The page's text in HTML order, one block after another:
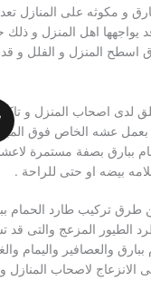
و مكوثه على المنازل
يواجهها اهل المنزل و ذلك
اسطح المنزل و الفلل و
لدى اصحاب المنزل و
بعمل عشه الخاص فوق
ببارق بصفة مستمرة
بيضه او حتى للراحة .
طرق تركيب طارد الحمام
الطيور المزعج والتى قد
ببارق والعصافير واليمام
الانزعاج لاصحاب المنازل